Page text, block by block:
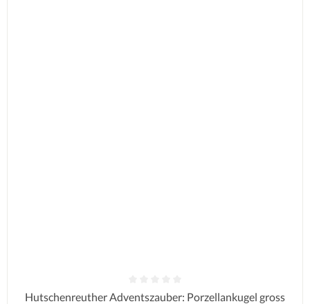
Durchschnittliche Bewertung von 0 von 5 Sternen
Hutschenreuther Adventszauber: Porzellankugel gross